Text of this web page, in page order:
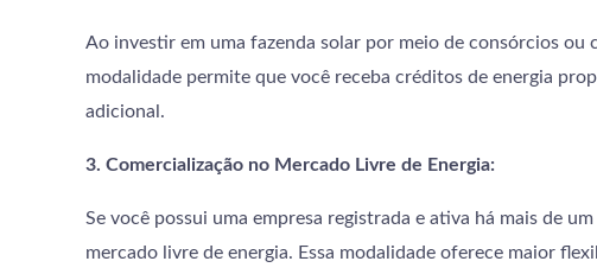
Ao investir em uma fazenda solar por meio de consórcios ou
modalidade permite que você receba créditos de energia
adicional.
3. Comercialização no Mercado Livre de Energia:
Se você possui uma empresa registrada e ativa há mais de
mercado livre de energia. Essa modalidade oferece maior